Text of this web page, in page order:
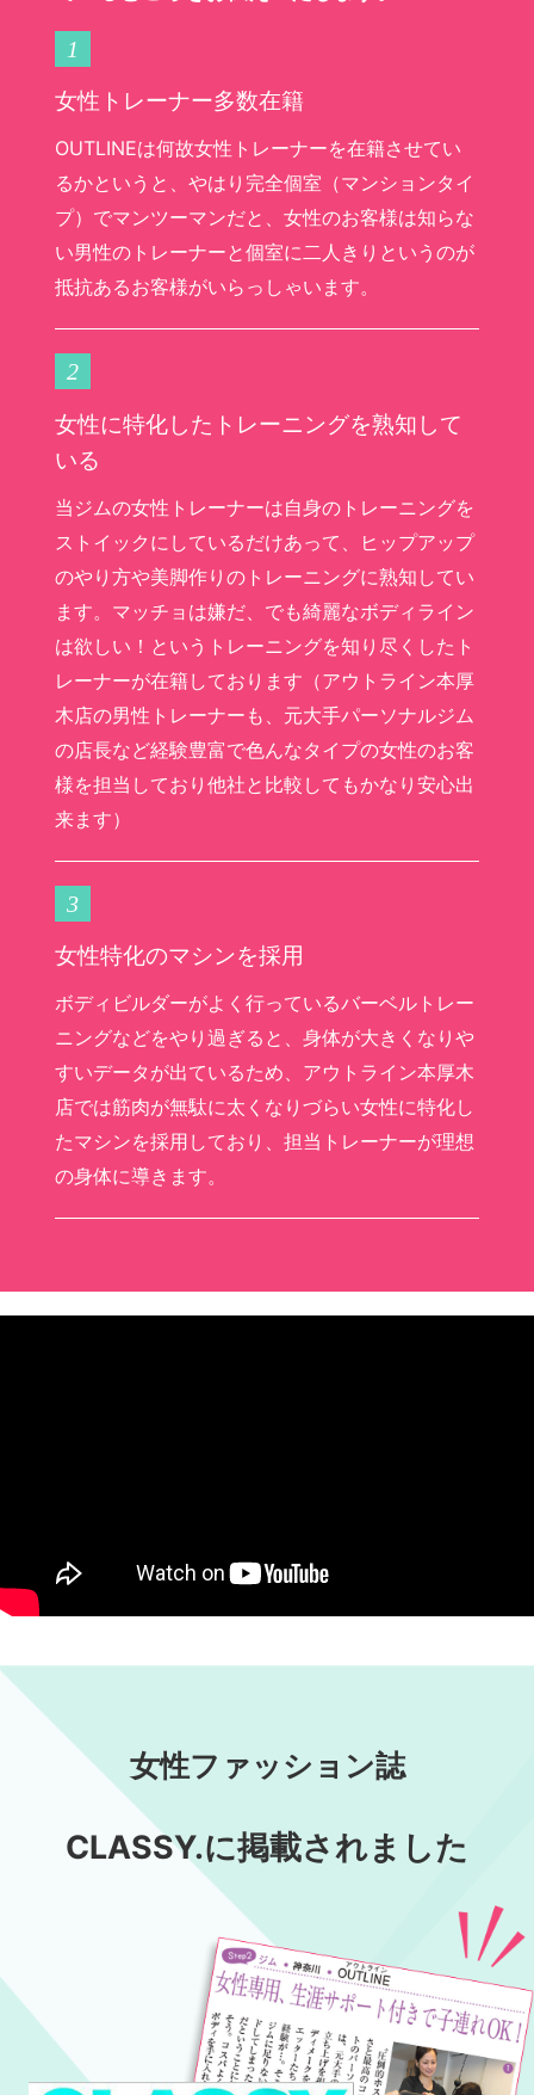
1
女性トレーナー多数在籍
OUTLINEは何故女性トレーナーを在籍させてい
るかというと、やはり完全個室（マンションタイ
プ）でマンツーマンだと、女性のお客様は知らな
い男性のトレーナーと個室に二人きりというのが
抵抗あるお客様がいらっしゃいます。
2
女性に特化したトレーニングを熟知して
いる
当ジムの女性トレーナーは自身のトレーニングを
ストイックにしているだけあって、ヒップアップ
のやり方や美脚作りのトレーニングに熟知してい
ます。マッチョは嫌だ、でも綺麗なボディライン
は欲しい！というトレーニングを知り尽くしたト
レーナーが在籍しております（アウトライン本厚
木店の男性トレーナーも、元大手パーソナルジム
の店長など経験豊富で色んなタイプの女性のお客
様を担当しており他社と比較してもかなり安心出
来ます）
3
女性特化のマシンを採用
ボディビルダーがよく行っているバーベルトレー
ニングなどをやり過ぎると、身体が大きくなりや
すいデータが出ているため、アウトライン本厚木
店では筋肉が無駄に太くなりづらい女性に特化し
たマシンを採用しており、担当トレーナーが理想
の身体に導きます。
女性ファッション誌
CLASSY.に掲載されました